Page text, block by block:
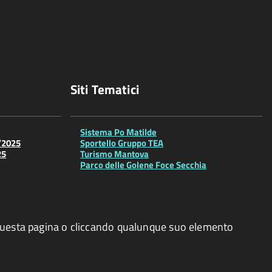
Siti Tematici
Sistema Po Matilde
Sportello Gruppo TEA
Turismo Mantova
Parco delle Golene Foce Secchia
pagina o cliccando qualunque suo elemento